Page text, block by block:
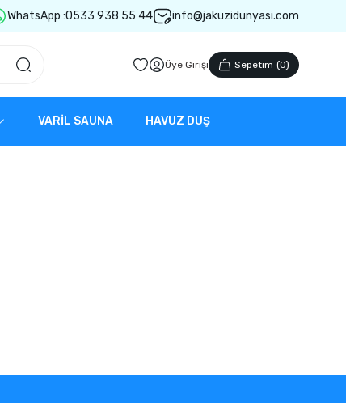
WhatsApp :0533 938 55 44 info@jakuzidunyasi.com
Üye Girişi Sepetim (0)
VARİL SAUNA HAVUZ DUŞ